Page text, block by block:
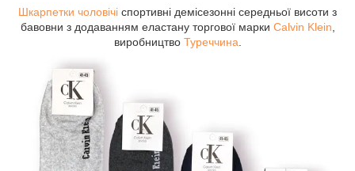
Шкарпетки чоловічі спортивні демісезонні середньої висоти з
бавовни з додаванням еластану торгової марки Calvin Klein
виробництво Туреччина